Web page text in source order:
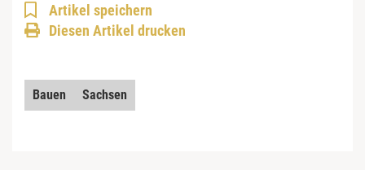
Artikel speichern
Diesen Artikel drucken
Bauen Sachsen